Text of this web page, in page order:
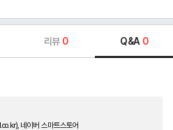
리뷰 0 Q&A 0
네이버 스마트스토어